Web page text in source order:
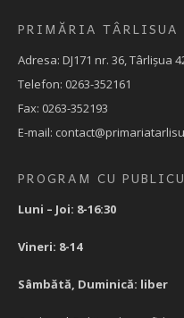
PRIMĂRIA TÂRLISUA
Adresa: DJ171 nr. 36, Târlișua
Telefon: 0263-352161
Fax: 0263-352193
E-mail:
PROGRAM CU
Luni – Joi: 8-16:30
Vineri: 8-14
Sâmbătă, Duminică: liber